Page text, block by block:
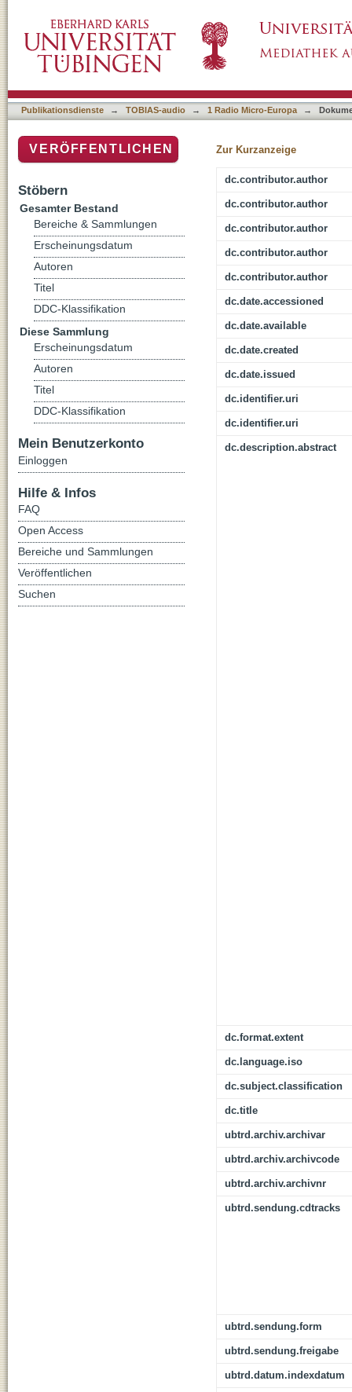
Publikationsdienste → TOBIAS-audio → 1 Radio Micro-Europa →
Zur Kurzanzeige
dc.contributor.author
dc.contributor.author
dc.contributor.author
dc.contributor.author
dc.contributor.author
dc.date.accessioned
dc.date.available
dc.date.created
dc.date.issued
dc.identifier.uri
dc.identifier.uri
dc.description.abstract
dc.format.extent
dc.language.iso
dc.subject.classification
dc.title
ubtrd.archiv.archivar
ubtrd.archiv.archivcode
ubtrd.archiv.archivnr
ubtrd.sendung.cdtracks
ubtrd.sendung.form
ubtrd.sendung.freigabe
ubtrd.datum.indexdatum
VERÖFFENTLICHEN
Stöbern
Gesamter Bestand
Bereiche & Sammlungen
Erscheinungsdatum
Autoren
Titel
DDC-Klassifikation
Diese Sammlung
Erscheinungsdatum
Autoren
Titel
DDC-Klassifikation
Mein Benutzerkonto
Einloggen
Hilfe & Infos
FAQ
Open Access
Bereiche und Sammlungen
Veröffentlichen
Suchen